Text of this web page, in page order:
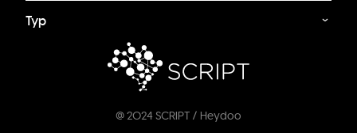
Typ
@ 2024 SCRIPT / Heydoo